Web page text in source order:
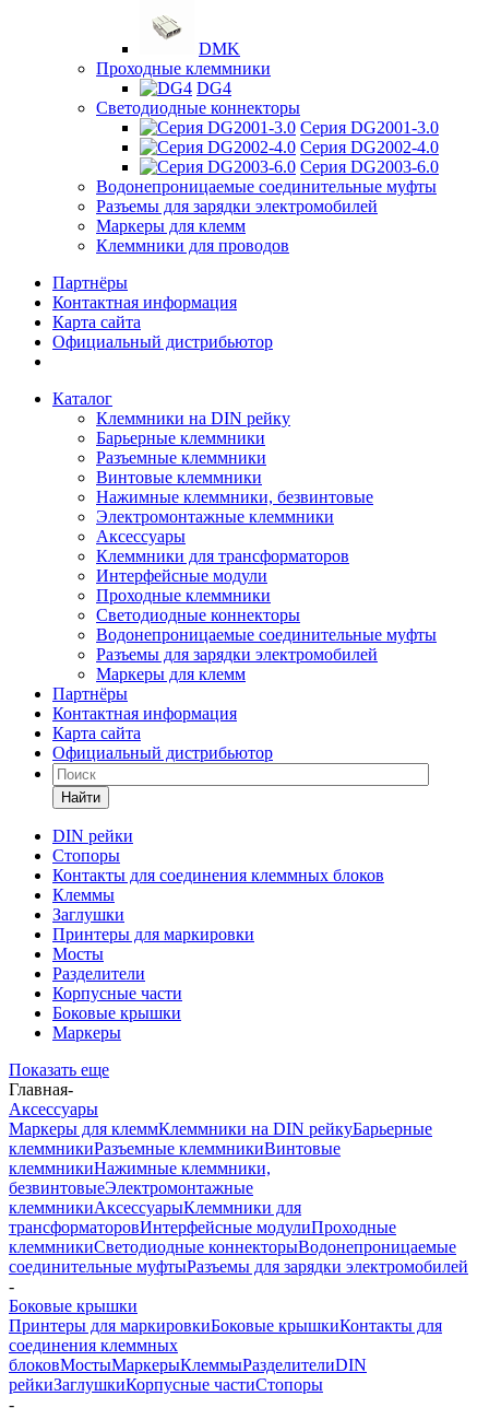
DMK
Проходные клеммники
DG4
Светодиодные коннекторы
Серия DG2001-3.0
Серия DG2002-4.0
Серия DG2003-6.0
Водонепроницаемые соединительные муфты
Разъемы для зарядки электромобилей
Маркеры для клемм
Клеммники для проводов
Партнёры
Контактная информация
Карта сайта
Официальный дистрибьютор
Каталог
Клеммники на DIN рейку
Барьерные клеммники
Разъемные клеммники
Винтовые клеммники
Нажимные клеммники, безвинтовые
Электромонтажные клеммники
Аксессуары
Клеммники для трансформаторов
Интерфейсные модули
Проходные клеммники
Светодиодные коннекторы
Водонепроницаемые соединительные муфты
Разъемы для зарядки электромобилей
Маркеры для клемм
Партнёры
Контактная информация
Карта сайта
Официальный дистрибьютор
Найти
DIN рейки
Стопоры
Контакты для соединения клеммных блоков
Клеммы
Заглушки
Принтеры для маркировки
Мосты
Разделители
Корпусные части
Боковые крышки
Маркеры
Показать еще
Главная-
Аксессуары
Маркеры для клеммКлеммники на DIN рейкуБарьерные
клеммникиРазъемные клеммникиВинтовые
клеммникиНажимные клеммники,
безвинтовыеЭлектромонтажные
клеммникиАксессуарыКлеммники для
трансформаторовИнтерфейсные модулиПроходные
клеммникиСветодиодные коннекторыВодонепроницаемые
соединительные муфтыРазъемы для зарядки электромобилей
-
Боковые крышки
Принтеры для маркировкиБоковые крышкиКонтакты для
соединения клеммных
блоковМостыМаркерыКлеммыРазделителиDIN
рейкиЗаглушкиКорпусные частиСтопоры
-